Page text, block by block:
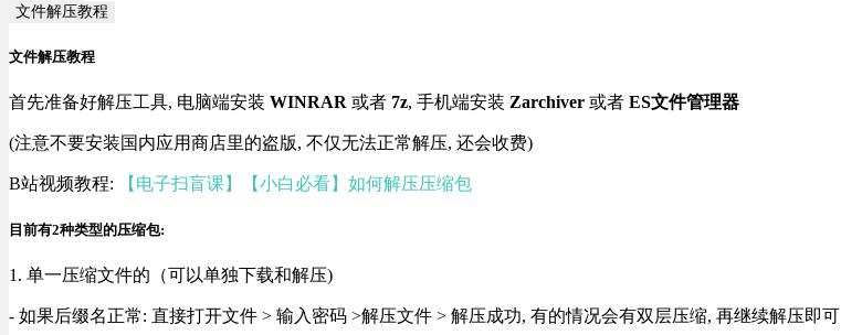
文件解压教程
文件解压教程
首先准备好解压工具, 电脑端安装 WINRAR 或者 7z, 手机端安装 Zarchiver 或者 ES文件管理器
(注意不要安装国内应用商店里的盗版, 不仅无法正常解压, 还会收费)
B站视频教程: 【电子扫盲课】【小白必看】如何解压压缩包
目前有2种类型的压缩包:
1. 单一压缩文件的（可以单独下载和解压)
- 如果后缀名正常: 直接打开文件 > 输入密码 >解压文件 > 解压成功, 有的情况会有双层压缩, 再继续解压即可